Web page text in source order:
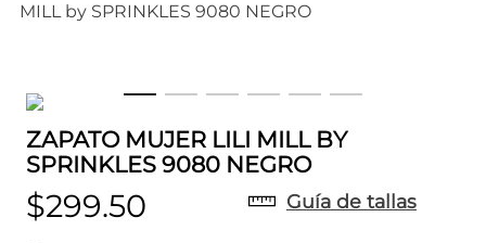
MILL by SPRINKLES 9080 NEGRO
ZAPATO MUJER LILI MILL BY
SPRINKLES 9080 NEGRO
$299.50 Guía de tallas